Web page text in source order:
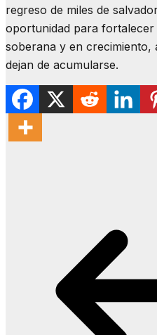
regreso de miles de
oportunidad para
soberana y en crecimiento,
dejan de acumularse.